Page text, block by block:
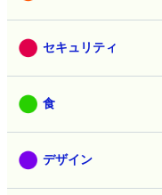
セキュリティ
食
デザイン